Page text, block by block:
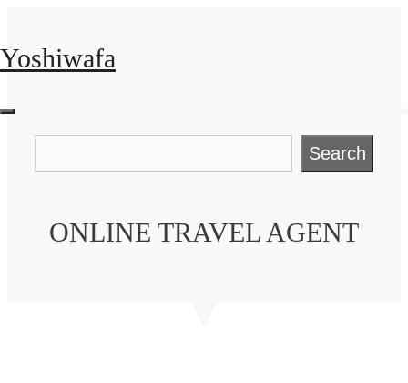
to
Yoshiwafa
Menu
Search
ONLINE TRAVEL AGENT